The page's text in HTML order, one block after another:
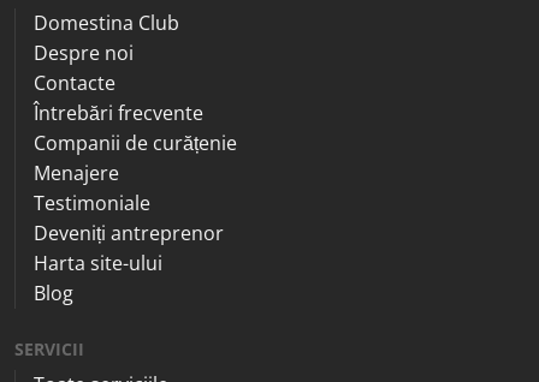
Domestina Club
Despre noi
Contacte
Întrebări frecvente
Companii de curățenie
Menajere
Testimoniale
Deveniți antreprenor
Harta site-ului
Blog
SERVICII